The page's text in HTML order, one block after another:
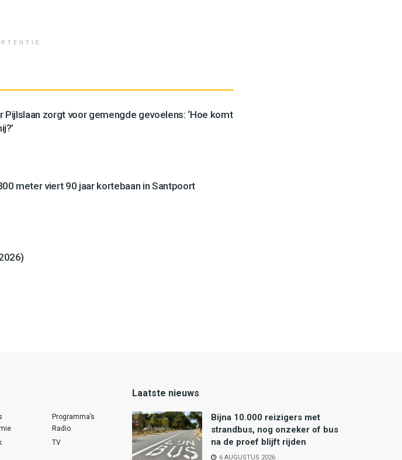
zorgt voor gemengde gevoelens: ‘Hoe komt
meter viert 90 jaar kortebaan in Santpoort
Programma’s
Radio
TV
Laatste nieuws
Bijna 10.000 reizigers met
strandbus, nog onzeker of bus
na de proef blijft rijden
6 AUGUSTUS 2026